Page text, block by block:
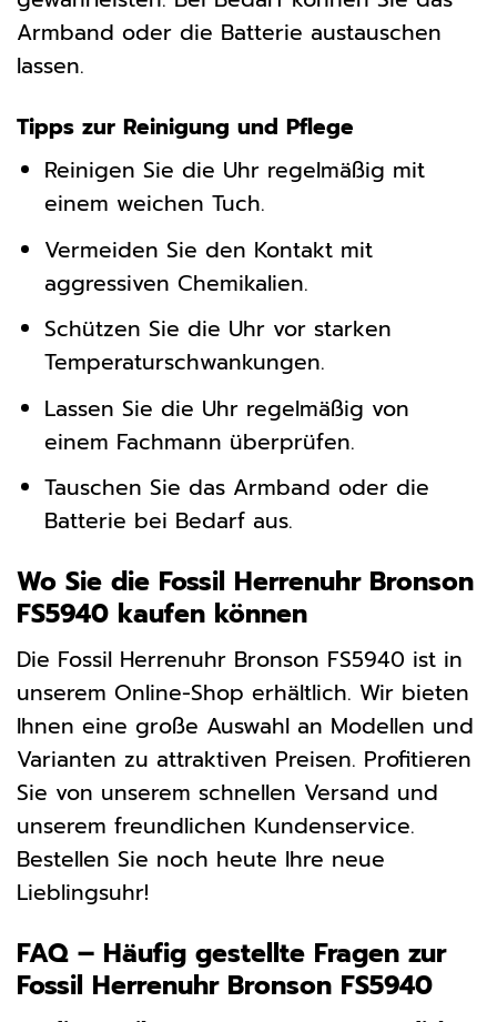
Armband oder die Batterie austauschen
lassen.
Tipps zur Reinigung und Pflege
Reinigen Sie die Uhr regelmäßig mit
einem weichen Tuch.
Vermeiden Sie den Kontakt mit
aggressiven Chemikalien.
Schützen Sie die Uhr vor starken
Temperaturschwankungen.
Lassen Sie die Uhr regelmäßig von
einem Fachmann überprüfen.
Tauschen Sie das Armband oder die
Batterie bei Bedarf aus.
Wo Sie die Fossil Herrenuhr Bronson
FS5940 kaufen können
Die Fossil Herrenuhr Bronson FS5940 ist in
unserem Online-Shop erhältlich. Wir bieten
Ihnen eine große Auswahl an Modellen und
Varianten zu attraktiven Preisen. Profitieren
Sie von unserem schnellen Versand und
unserem freundlichen Kundenservice.
Bestellen Sie noch heute Ihre neue
Lieblingsuhr!
FAQ – Häufig gestellte Fragen zur
Fossil Herrenuhr Bronson FS5940